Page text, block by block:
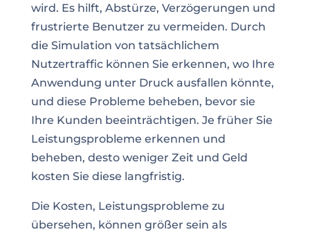
wird. Es hilft, Abstürze, Verzögerungen und
frustrierte Benutzer zu vermeiden. Durch
die Simulation von tatsächlichem
Nutzertraffic können Sie erkennen, wo Ihre
Anwendung unter Druck ausfallen könnte,
und diese Probleme beheben, bevor sie
Ihre Kunden beeinträchtigen. Je früher Sie
Leistungsprobleme erkennen und
beheben, desto weniger Zeit und Geld
kosten Sie diese langfristig.
Die Kosten, Leistungsprobleme zu
übersehen, können größer sein als